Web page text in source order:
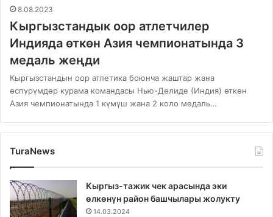
8.08.2023
Кыргызстандык оор атлетчилер
Индияда өткөн Азия чемпионатында 3
медаль жеңди
Кыргызстандын оор атлетика боюнча жаштар жана
өспүрүмдөр курама командасы Нью-Делиде (Индия) өткөн
Азия чемпионатында 1 күмүш жана 2 коло медаль…
TuraNews
Кыргыз-тажик чек арасында эки
өлкөнүн район башчылары жолукту
14.03.2024